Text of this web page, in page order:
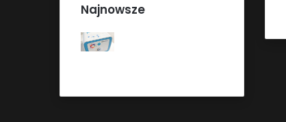
Najnowsze